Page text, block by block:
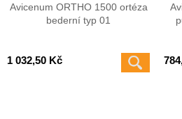
Avicenum ORTHO 1500 ortéza
bederní typ 01
1 032,50 Kč